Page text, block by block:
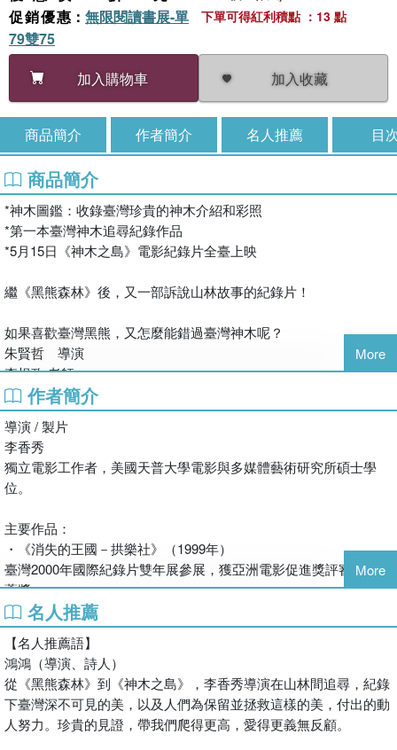
促銷優惠 ： 無限閱讀書展-單
79雙75
加入購物車
加入收藏
下單可得紅利積點 ：13 點
商品簡介 作者簡介 名人推薦 目
商品簡介
*神木圖鑑：收錄臺灣珍貴的神木介紹和彩照
*第一本臺灣神木追尋紀錄作品
*5月15日《神木之島》電影紀錄片全臺上映
繼《黑熊森林》後，又一部訴說山林故事的紀錄片！
如果喜歡臺灣黑熊，又怎麼能錯過臺灣神木呢？
朱賢哲 導演
李根政 老師
徐嘉君 副研究員／找樹的人計畫主持人
黃建業 電影學者／影評人
鴻鴻 導演/詩人
感動推薦―― 按姓氏筆畫排序
此，我渴望在臺灣高山有這樣與巨木的美麗際遇。拍攝後，我的驚
嘆聲未曾停歇。何其榮幸，我是極少數仰望神殿的人群之一。百歲
或千歲神木的消失有其人為或自然因素，能以鏡頭印刻她的巍峨身
你知道嗎？
臺灣這座島嶼的森林覆蓋率高達60.71%，估計有約9億棵樹與島上
的人們共生。從海岸到高山，森林構成了這座島嶼最深邃而壯麗的
風景。
然而，在過去百年間，巨木消失的速度卻令人難以想像。
More
作者簡介
導演 / 製片
李香秀
獨立電影工作者，美國天普大學電影與多媒體藝術研究所碩士學
位。
主要作品：
・《消失的王國－拱樂社》（1999年）
臺灣2000年國際紀錄片雙年展參展，獲亞洲電影促進獎評審特別推
薦獎
・《南方澳海洋紀事》（2004年）
臺北2004年金馬獎紀錄片競賽最佳紀錄片作品
日本2005年山形國際紀錄片雙年展亞洲新浪潮專題參展作品
・《黑熊森林》（2016年）
獲2017年桃園電影節臺灣獎首獎
More
名人推薦
【名人推薦語】
鴻鴻（導演、詩人）
從《黑熊森林》到《神木之島》，李香秀導演在山林間追尋，紀錄
下臺灣深不可見的美，以及人們為保留並拯救這樣的美，付出的動
人努力。珍貴的見證，帶我們爬得更高，愛得更義無反顧。